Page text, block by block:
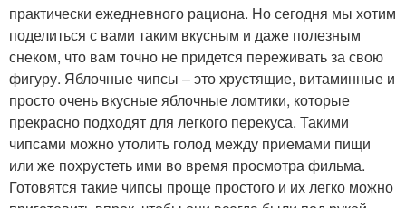
практически ежедневного рациона. Но сегодня мы хотим
поделиться с вами таким вкусным и даже полезным
снеком, что вам точно не придется переживать за свою
фигуру. Яблочные чипсы – это хрустящие, витаминные и
просто очень вкусные яблочные ломтики, которые
прекрасно подходят для легкого перекуса. Такими
чипсами можно утолить голод между приемами пищи
или же похрустеть ими во время просмотра фильма.
Готовятся такие чипсы проще простого и их легко можно